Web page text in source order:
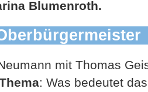
Blumenroth.
mit Thomas
: Was bedeutet